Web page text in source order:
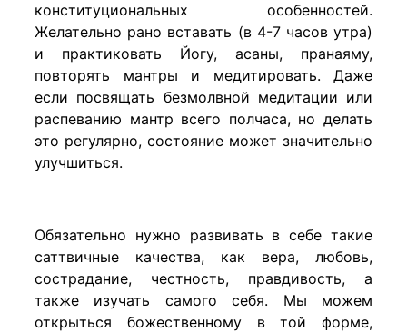
конституциональных особенностей.
Желательно рано вставать (в 4-7 часов утра)
и практиковать Йогу, асаны, пранаяму,
повторять мантры и медитировать. Даже
если посвящать безмолвной медитации или
распеванию мантр всего полчаса, но делать
это регулярно, состояние может значительно
улучшиться.
Обязательно нужно развивать в себе такие
саттвичные качества, как вера, любовь,
сострадание, честность, правдивость, а
также изучать самого себя. Мы можем
открыться божественному в той форме,